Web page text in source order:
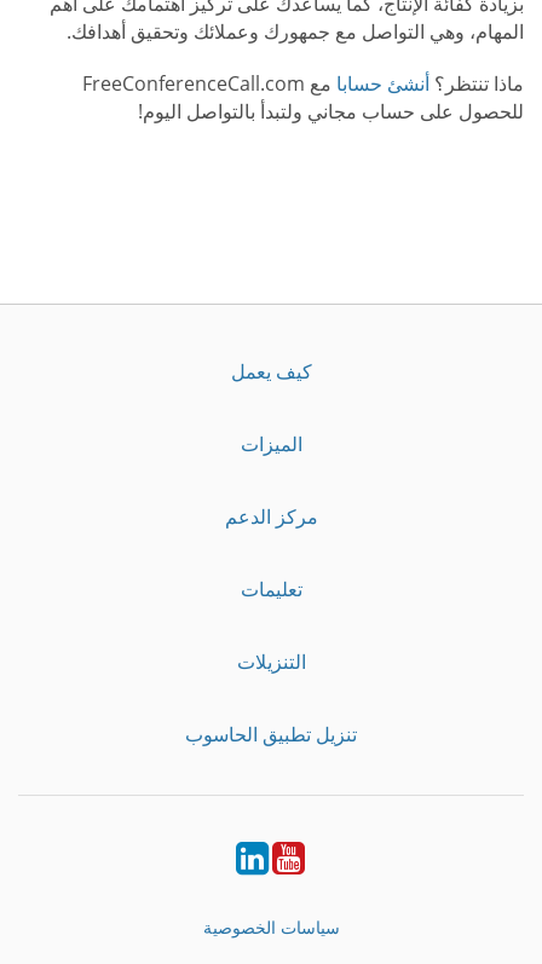
المهام، وهي التواصل مع جمهورك وعملائك وتحقيق أهدافك.
ماذا تنتظر؟ أنشئ حسابا
مع FreeConferenceCall.com
للحصول على حساب مجاني ولتبدأ بالتواصل اليوم!
كيف يعمل
الميزات
مركز الدعم
تعليمات
التنزيلات
تنزيل تطبيق الحاسوب
Youtube
LinkedIn
سياسات الخصوصية